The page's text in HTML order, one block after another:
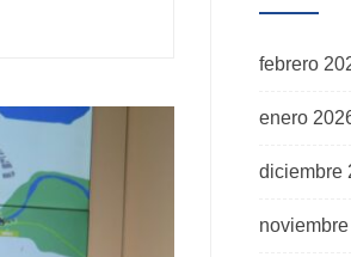
febrero
enero
diciembre